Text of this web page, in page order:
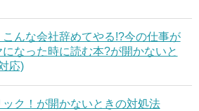
こんな会社辞めてやる!?今の仕事が
なった時に読む本?が開かないと
応)
ク！が開かないときの対処法